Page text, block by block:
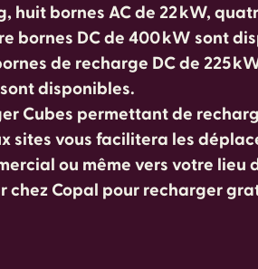
huit bornes AC de 22 kW,
bornes DC de 400 kW sont
de recharge DC de 225
disponibles.
Cubes permettant de
sites vous facilitera les
ou même vers votre lieu
chez Copal pour recharger